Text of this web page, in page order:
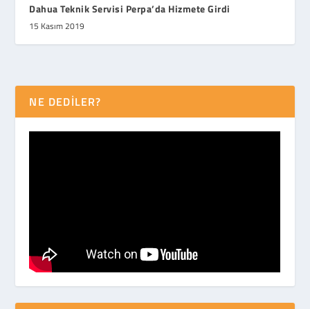
Dahua Teknik Servisi Perpa’da Hizmete Girdi
15 Kasım 2019
NE DEDİLER?